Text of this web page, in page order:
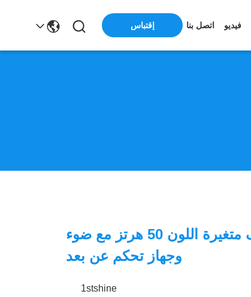
فيديو اتصل بنا إقتباس
معلقة مروحة سقف متغيرة اللون 50 هرتز مع ضوء
وجهاز تحكم عن بعد
1stshine